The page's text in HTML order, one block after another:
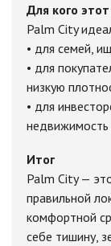
Для кого
Palm City
• для семей,
• для
низкую
• для
недвижимость
Итог
Palm City —
правильной
комфортной
себе тишину,